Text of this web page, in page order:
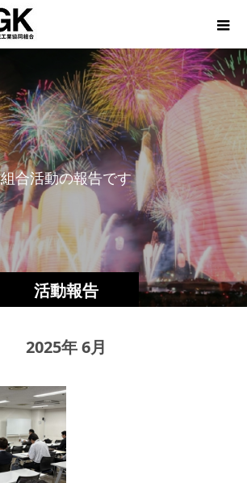
活動報告
組合活動の報告です
2025年 6月